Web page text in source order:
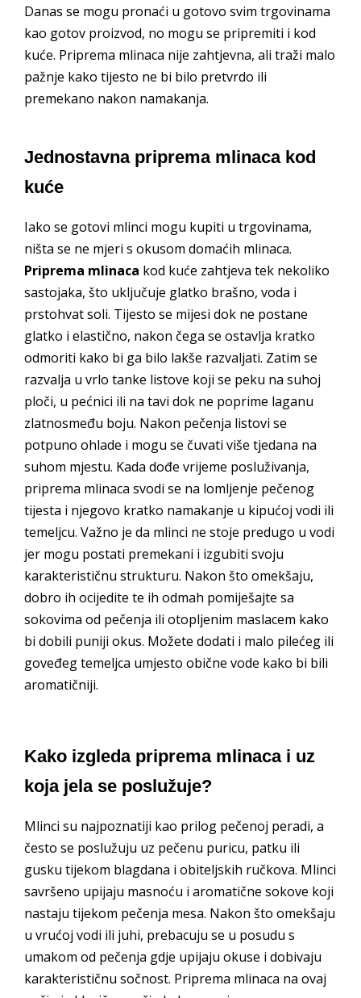
Danas se mogu pronaći u gotovo svim trgovinama
kao gotov proizvod, no mogu se pripremiti i kod
kuće. Priprema mlinaca nije zahtjevna, ali traži malo
pažnje kako tijesto ne bi bilo pretvrdo ili
premekano nakon namakanja.
Jednostavna priprema mlinaca kod
kuće
Iako se gotovi mlinci mogu kupiti u trgovinama,
ništa se ne mjeri s okusom domaćih mlinaca.
Priprema mlinaca kod kuće zahtjeva tek nekoliko
sastojaka, što uključuje glatko brašno, voda i
prstohvat soli. Tijesto se mijesi dok ne postane
glatko i elastično, nakon čega se ostavlja kratko
odmoriti kako bi ga bilo lakše razvaljati. Zatim se
razvalja u vrlo tanke listove koji se peku na suhoj
ploči, u pećnici ili na tavi dok ne poprime laganu
zlatnosmeđu boju. Nakon pečenja listovi se
potpuno ohlade i mogu se čuvati više tjedana na
suhom mjestu. Kada dođe vrijeme posluživanja,
priprema mlinaca svodi se na lomljenje pečenog
tijesta i njegovo kratko namakanje u kipućoj vodi ili
temeljcu. Važno je da mlinci ne stoje predugo u vodi
jer mogu postati premekani i izgubiti svoju
karakterističnu strukturu. Nakon što omekšaju,
dobro ih ocijedite te ih odmah pomiješajte sa
sokovima od pečenja ili otopljenim maslacem kako
bi dobili puniji okus. Možete dodati i malo pilećeg ili
goveđeg temeljca umjesto obične vode kako bi bili
aromatičniji.
Kako izgleda priprema mlinaca i uz
koja jela se poslužuje?
Mlinci su najpoznatiji kao prilog pečenoj peradi, a
često se poslužuju uz pečenu puricu, patku ili
gusku tijekom blagdana i obiteljskih ručkova. Mlinci
savršeno upijaju masnoću i aromatične sokove koji
nastaju tijekom pečenja mesa. Nakon što omekšaju
u vrućoj vodi ili juhi, prebacuju se u posudu s
umakom od pečenja gdje upijaju okuse i dobivaju
karakterističnu sočnost. Priprema mlinaca na ovaj